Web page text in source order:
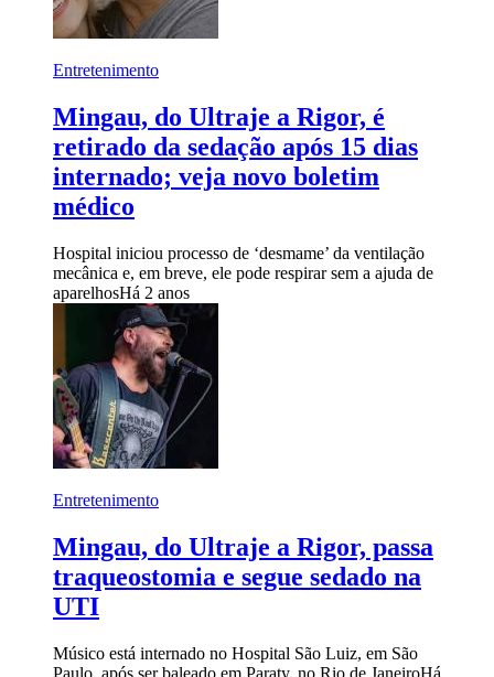
Entretenimento
Mingau, do Ultraje a Rigor, é
retirado da sedação após 15 dias
internado; veja novo boletim
médico
Hospital iniciou processo de ‘desmame’ da ventilação
mecânica e, em breve, ele pode respirar sem a ajuda de
aparelhosHá 2 anos
Entretenimento
Mingau, do Ultraje a Rigor, passa
traqueostomia e segue sedado na
UTI
Músico está internado no Hospital São Luiz, em São
Paulo, após ser baleado em Paraty, no Rio de JaneiroHá